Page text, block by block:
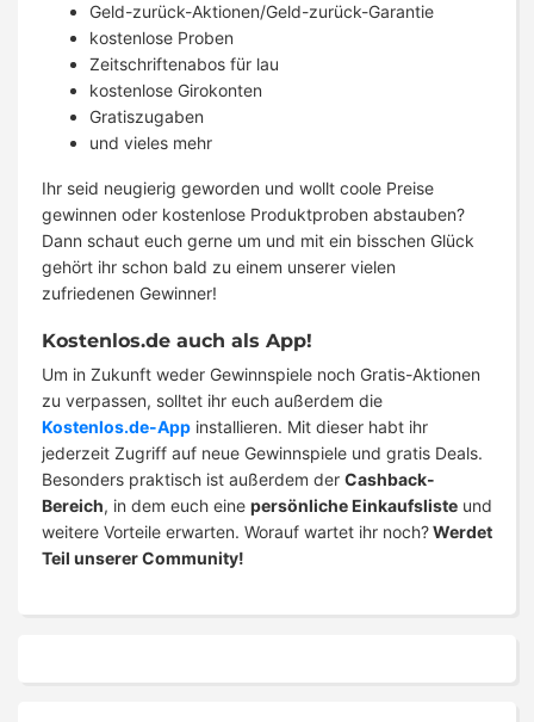
Geld-zurück-Aktionen/Geld-zurück-Garantie
kostenlose Proben
Zeitschriftenabos für lau
kostenlose Girokonten
Gratiszugaben
und vieles mehr
Ihr seid neugierig geworden und wollt coole Preise
gewinnen oder kostenlose Produktproben abstauben?
Dann schaut euch gerne um und mit ein bisschen Glück
gehört ihr schon bald zu einem unserer vielen
zufriedenen Gewinner!
Kostenlos.de auch als App!
Um in Zukunft weder Gewinnspiele noch Gratis-Aktionen
zu verpassen, solltet ihr euch außerdem die
Kostenlos.de-App installieren. Mit dieser habt ihr
jederzeit Zugriff auf neue Gewinnspiele und gratis Deals.
Besonders praktisch ist außerdem der Cashback-
Bereich, in dem euch eine persönliche Einkaufsliste und
weitere Vorteile erwarten. Worauf wartet ihr noch?Werdet
Teil unserer Community!